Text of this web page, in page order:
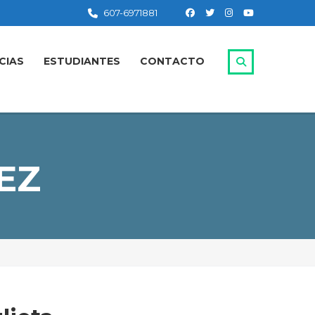
607-6971881
ESTUDIANTES CONTACTO